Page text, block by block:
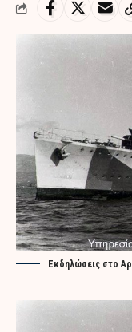
Εκδηλώσεις στο